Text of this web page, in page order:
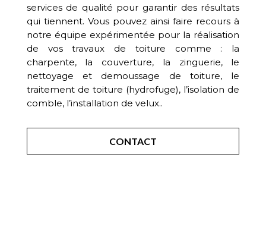
services de qualité pour garantir des résultats
qui tiennent. Vous pouvez ainsi faire recours à
notre équipe expérimentée pour la réalisation
de vos travaux de toiture comme : la
charpente, la couverture, la zinguerie, le
nettoyage et demoussage de toiture, le
traitement de toiture (hydrofuge), l’isolation de
comble, l’installation de velux..
CONTACT